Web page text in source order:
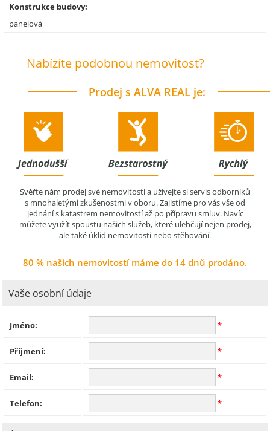
Konstrukce budovy:
panelová
Nabízíte podobnou nemovitost?
Prodej s ALVA REAL je:
Svěřte nám prodej své nemovitosti a užívejte si servis odborníků
s mnohaletými zkušenostmi v oboru. Zajistíme pro vás vše od
jednání s katastrem nemovitostí až po přípravu smluv. Navíc
můžete využít spoustu našich služeb, které ulehčují nejen prodej,
ale také úklid nemovitosti nebo stěhování.
80 % našich nemovitostí máme do 14 dnů prodáno.
Vaše osobní údaje
Jméno: *
Příjmení: *
Email: *
Telefon: *